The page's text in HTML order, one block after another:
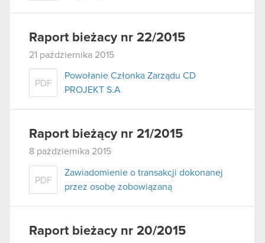
Raport bieżacy nr 22/2015
21 października 2015
PDF
Powołanie Członka Zarządu CD
PROJEKT S.A
Raport bieżący nr 21/2015
8 października 2015
PDF
Zawiadomienie o transakcji dokonanej
przez osobę zobowiązaną
Raport bieżacy nr 20/2015